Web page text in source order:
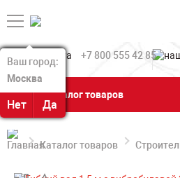
Ваш город:
Москва
Нет Да
Ваш город:
Москва
Нет Да
+7 800 555 42 85
Каталог товаров
Каталог товаров